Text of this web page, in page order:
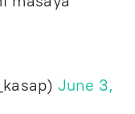
June 3,